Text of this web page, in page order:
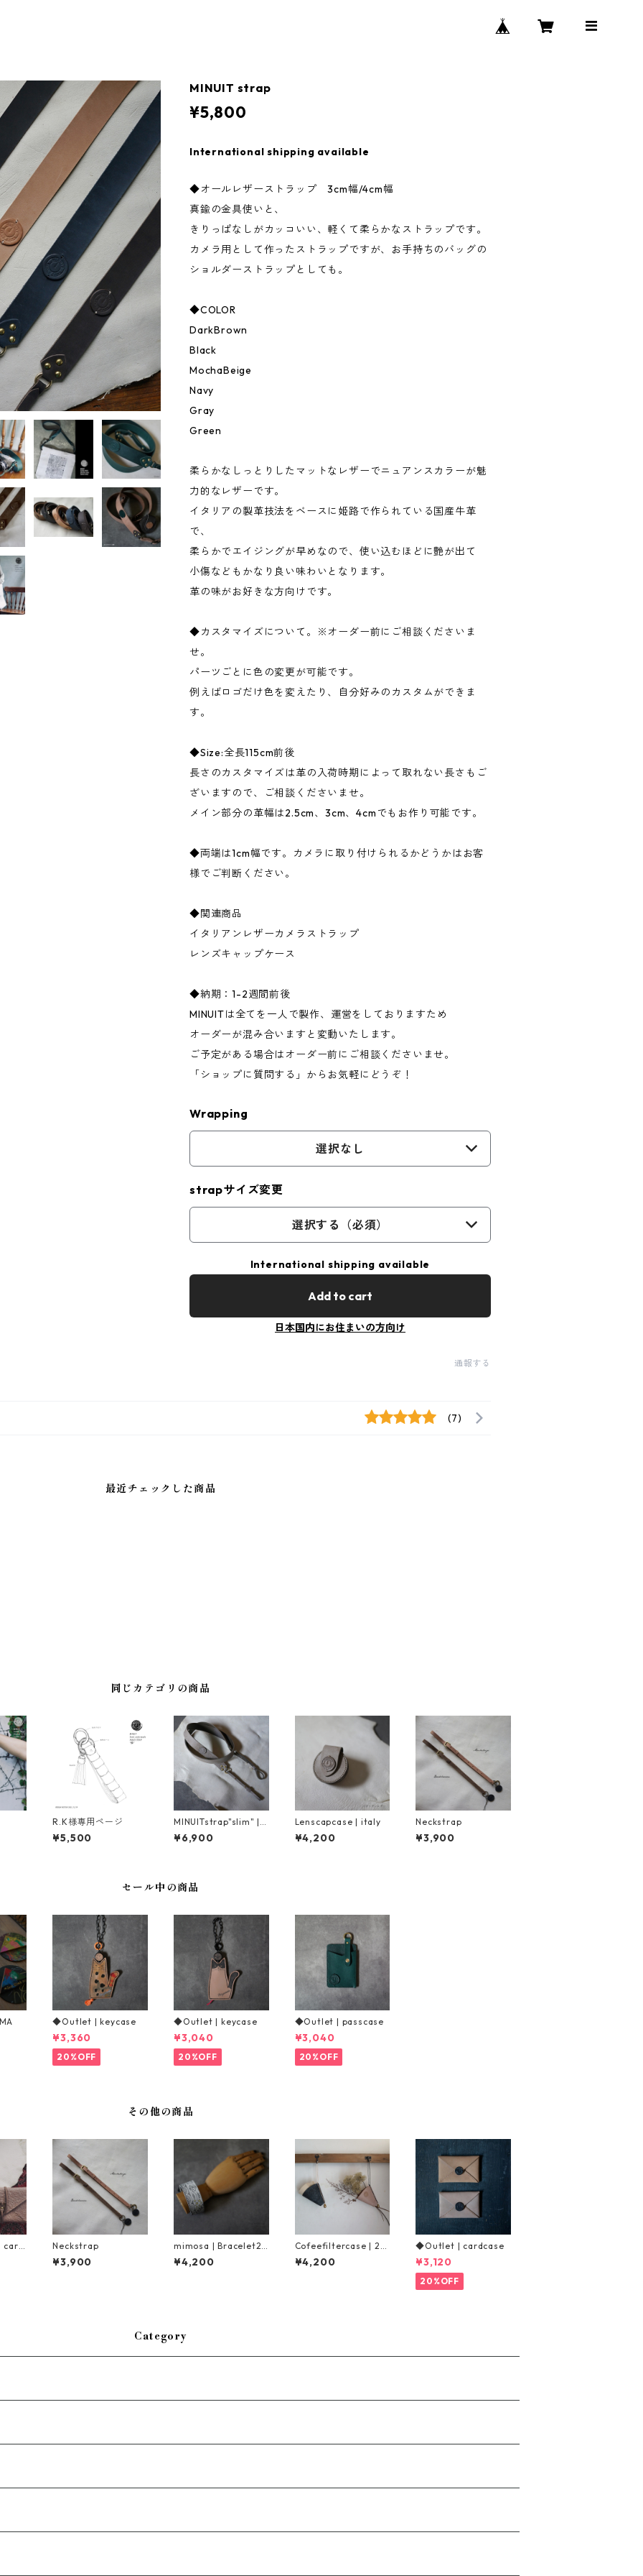
MINUIT strap
¥5,800
International shipping available
◆オールレザーストラップ 3cm幅/4cm幅
真鍮の金具使いと、
きりっぱなしがカッコいい、軽くて柔らかなストラップです。
カメラ用として作ったストラップですが、お手持ちのバッグの
ショルダーストラップとしても。
◆COLOR
DarkBrown
Black
MochaBeige
Navy
Gray
Green
柔らかなしっとりしたマットなレザーでニュアンスカラーが魅
力的なレザーです。
イタリアの製革技法をベースに姫路で作られている国産牛革
で、
柔らかでエイジングが早めなので、使い込むほどに艶が出て
小傷などもかなり良い味わいとなります。
革の味がお好きな方向けです。
◆カスタマイズについて。※オーダー前にご相談くださいま
せ。
パーツごとに色の変更が可能です。
例えばロゴだけ色を変えたり、自分好みのカスタムができま
す。
◆Size:全長115cm前後
長さのカスタマイズは革の入荷時期によって取れない長さもご
ざいますので、ご相談くださいませ。
メイン部分の革幅は2.5cm、3cm、4cmでもお作り可能です。
◆両端は1cm幅です。カメラに取り付けられるかどうかはお客
様でご判断ください。
◆関連商品
イタリアンレザーカメラストラップ
レンズキャップケース
◆納期：1-2週間前後
MINUITは全てを一人で製作、運営をしておりますため
オーダーが混み合いますと変動いたします。
ご予定がある場合はオーダー前にご相談くださいませ。
「ショップに質問する」からお気軽にどうぞ！
Wrapping
選択なし
strapサイズ変更
選択する（必須）
International shipping available
Add to cart
日本国内にお住まいの方向け
通報する
(7)
最近チェックした商品
同じカテゴリの商品
R.K様専用ページ
¥5,500
MINUITstrap"slim" | i
taly
¥6,900
Lenscapcase | italy
¥4,200
Neckstrap
¥3,900
セール中の商品
◆Outlet | keycase
¥3,360
20%OFF
◆Outlet | keycase
¥3,040
20%OFF
◆Outlet | passcase
¥3,040
20%OFF
その他の商品
Neckstrap
¥3,900
mimosa | Bracelet2c
olor
¥4,200
Cofeefiltercase | 2si
ze
¥4,200
◆Outlet | cardcase
¥3,120
20%OFF
Category